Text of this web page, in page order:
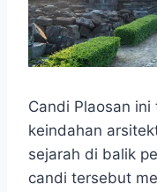
Candi Plaosan
keindahan
sejarah di balik
candi tersebut